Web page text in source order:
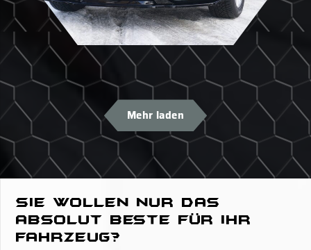
Mehr laden
Sie wollen nur das
absolut Beste für Ihr
Fahrzeug?